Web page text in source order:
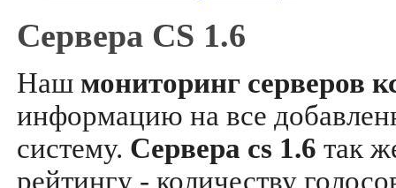
Сервера CS 1.6
Наш мониторинг серверов
информацию на все
систему. Сервера cs 1.6 так
рейтингу - количеству